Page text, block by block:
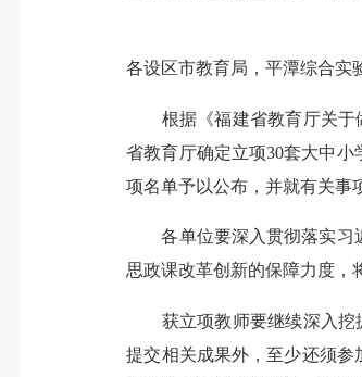
各设区市教育局，平潭综合实
根据《福建省教育厅关于做
省教育厅确定立项30套大中
项名单予以公布，并就有关事
各单位要深入贯彻落实习近
思政课改革创新的保障力度，
获立项教师要继续深入挖掘
提交相关成果外，至少还须参